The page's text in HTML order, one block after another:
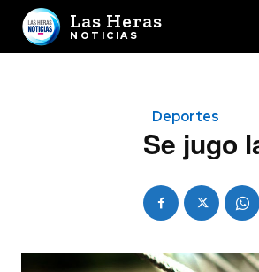
Las Heras
NOTICIAS
Deportes
Se jugo